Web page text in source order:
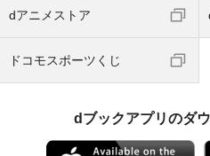
dアニメストア
ドコモスポーツくじ
dブックアプリのダ